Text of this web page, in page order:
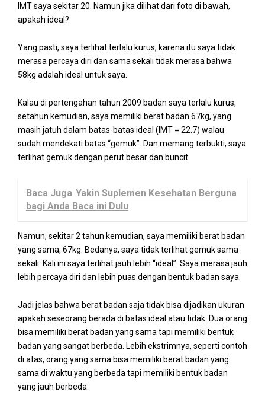
IMT saya sekitar 20. Namun jika dilihat dari foto di bawah,
apakah ideal?
Yang pasti, saya terlihat terlalu kurus, karena itu saya tidak
merasa percaya diri dan sama sekali tidak merasa bahwa
58kg adalah ideal untuk saya.
Kalau di pertengahan tahun 2009 badan saya terlalu kurus,
setahun kemudian, saya memiliki berat badan 67kg, yang
masih jatuh dalam batas-batas ideal (IMT = 22.7) walau
sudah mendekati batas “gemuk”. Dan memang terbukti, saya
terlihat gemuk dengan perut besar dan buncit.
Baca Juga Yakin Suplemen Kesehatan Berguna
bagi Anda Baca ini Dulu
Namun, sekitar 2 tahun kemudian, saya memiliki berat badan
yang sama, 67kg. Bedanya, saya tidak terlihat gemuk sama
sekali. Kali ini saya terlihat jauh lebih “ideal”. Saya merasa jauh
lebih percaya diri dan lebih puas dengan bentuk badan saya.
Jadi jelas bahwa berat badan saja tidak bisa dijadikan ukuran
apakah seseorang berada di batas ideal atau tidak. Dua orang
bisa memiliki berat badan yang sama tapi memiliki bentuk
badan yang sangat berbeda. Lebih ekstrimnya, seperti contoh
di atas, orang yang sama bisa memiliki berat badan yang
sama di waktu yang berbeda tapi memiliki bentuk badan
yang jauh berbeda.